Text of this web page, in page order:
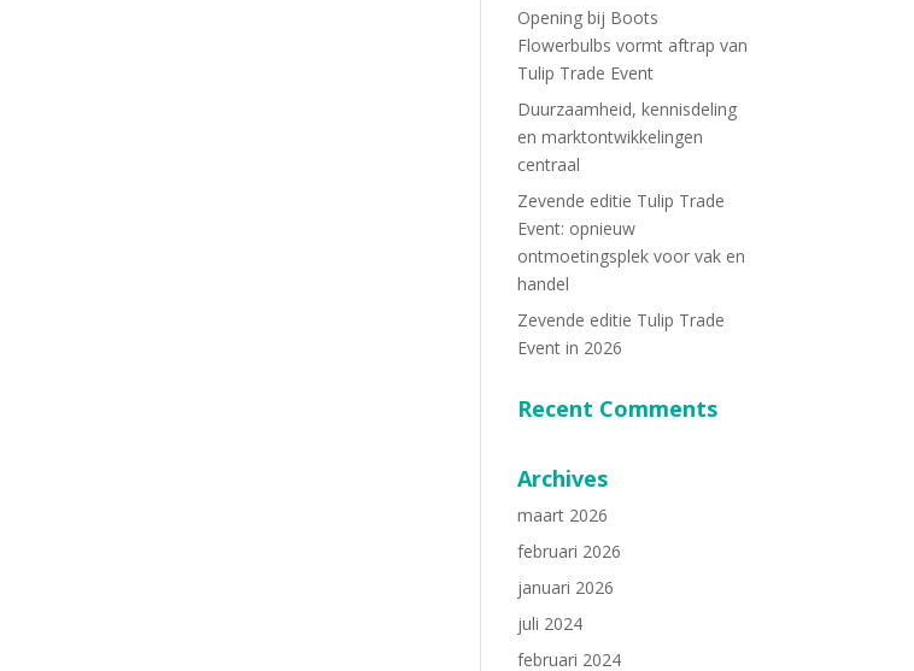
Opening bij Boots
Flowerbulbs vormt aftrap van
Tulip Trade Event
Duurzaamheid, kennisdeling
en marktontwikkelingen
centraal
Zevende editie Tulip Trade
Event: opnieuw
ontmoetingsplek voor vak en
handel
Zevende editie Tulip Trade
Event in 2026
Recent Comments
Archives
maart 2026
februari 2026
januari 2026
juli 2024
februari 2024